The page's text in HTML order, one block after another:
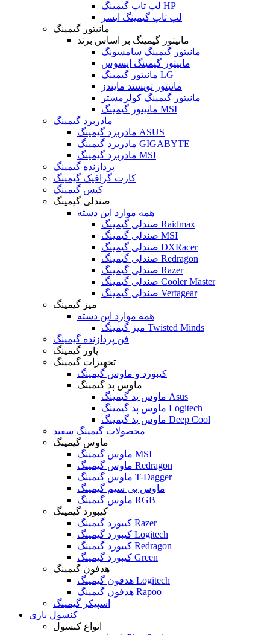
لپ تاپ گیمینگ HP
لپ تاپ گیمینگ ایسر
مانیتور گیمینگ
مانیتور گیمینگ بر اساس برند
مانیتور گیمینگ سامسونگ
مانیتور گیمینگ ایسوس
مانیتور گیمینگ LG
مانیتور تویستد مایندز
مانیتور گیمینگ کولرمستر
مانیتور گیمینگ MSI
مادربرد گیمینگ
مادربرد گیمینگ ASUS
مادربرد گیمینگ GIGABYTE
مادربرد گیمینگ MSI
پردازنده گیمینگ
کارت گرافیک گیمینگ
کیس گیمینگ
صندلی گیمینگ
همه موارد این دسته
صندلی گیمینگ Raidmax
صندلی گیمینگ MSI
صندلی گیمینگ DXRacer
صندلی گیمینگ Redragon
صندلی گیمینگ Razer
صندلی گیمینگ Cooler Master
صندلی گیمینگ Vertagear
میز گیمینگ
همه موارد این دسته
میز گیمینگ Twisted Minds
فن پردازنده گیمینگ
پاور گیمینگ
تجهیزات گیمینگ
کیبورد و ماوس گیمینگ
ماوس پد گیمینگ
ماوس پد گیمینگ Asus
ماوس پد گیمینگ Logitech
ماوس پد گیمینگ Deep Cool
محصولات گیمینگ سفید
ماوس گیمینگ
ماوس گیمینگ MSI
ماوس گیمینگ Redragon
ماوس گیمینگ T-Dagger
ماوس بی سیم گیمینگ
ماوس گیمینگ RGB
کیبورد گیمینگ
کیبورد گیمینگ Razer
کیبورد گیمینگ Logitech
کیبورد گیمینگ Redragon
کیبورد گیمینگ Green
هدفون گیمینگ
هدفون گیمینگ Logitech
هدفون گیمینگ Rapoo
اسپیکر گیمینگ
کنسول بازی
انواع کنسول